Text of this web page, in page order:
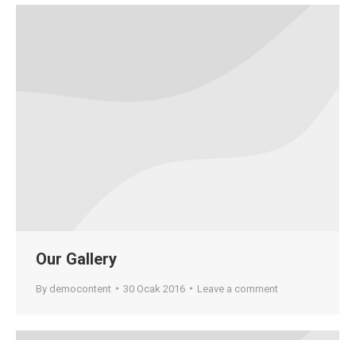
Our Gallery
By democontent 30 Ocak 2016 Leave a comment